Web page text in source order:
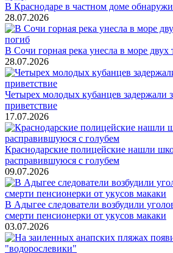
В Краснодаре в частном доме
28.07.2026
В Сочи горная река унесла в море
28.07.2026
Четырех молодых кубанцев задержали
приветствие
17.07.2026
Краснодарские полицейские нашли
расправившуюся с голубем
09.07.2026
В Адыгее следователи возбудили
смерти пенсионерки от укусов макаки
03.07.2026